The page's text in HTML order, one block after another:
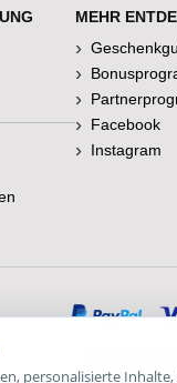
MEHR
Facebook
Instagram
© Happy
*Alle
personalisierte